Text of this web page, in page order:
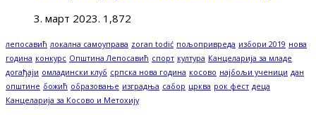
3. март 2023. 1,872
лепосавић локална самоуправа zoran todić пољопривреда избори 2019 нова
година конкурс Општина Лепосавић спорт култура Канцеларија за младе
догађаји омладински клуб српска нова година косово најбољи ученици дан
општине божић образовање изградња сабор црква рок фест деца
Канцеларија за Косово и Метохију